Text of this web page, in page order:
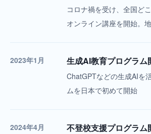
コロナ禍を受け、全国ど
オンライン講座を開始。
2023年1月 生成AI教育プログラム
ChatGPTなどの生成AIを
ムを日本で初めて開始
2024年4月 不登校支援プログラム